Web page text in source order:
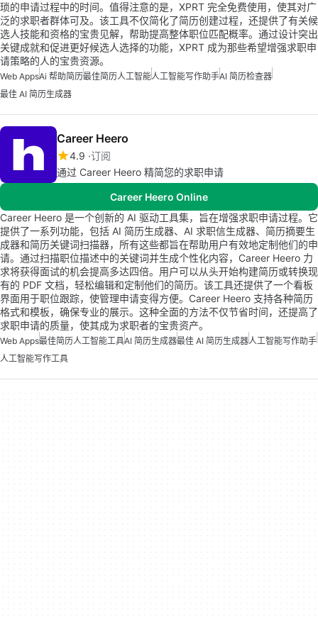
琐的申请过程中的时间。值得注意的是，XPRT 完全免费使用，使其对广
泛的求职者群体可及。该工具不仅简化了简历创建过程，还提供了有关候
选人技能和资格的宝贵见解，帮助提高整体职位匹配概率。通过设计突出
关键成就和促进更好候选人选择的功能，XPRT 成为那些希望增强求职申
请策略的人的宝贵资源。
Web AppsAi 帮助简历最佳简历人工智能人工智能写作助手AI 简历检查器
最佳 AI 简历生成器
Career Heero
4.9 订阅
通过 Career Heero 精简您的求职申请
Career Heero Online
Career Heero 是一个创新的 AI 驱动工具集，旨在增强求职申请过程。它
提供了一系列功能，包括 AI 简历生成器、AI 求职信生成器、简历摘要生
成器和简历关键词扫描器，所有这些都旨在帮助用户有效地定制他们的申
请。通过扫描职位描述中的关键词并生成个性化内容，Career Heero 力
求将获得面试的机会提高多达四倍。用户可以从头开始构建简历或转换现
有的 PDF 文档，轻松编辑和定制他们的简历。该工具还提供了一个看板
界面用于职位跟踪，使管理申请变得方便。Career Heero 支持各种简历
格式和模板，确保专业的展示。这种全面的方法不仅节省时间，还提高了
求职申请的质量，使其成为求职者的宝贵资产。
Web Apps最佳简历人工智能工具AI 简历生成器最佳 AI 简历生成器人工智能写作助手
人工智能写作工具